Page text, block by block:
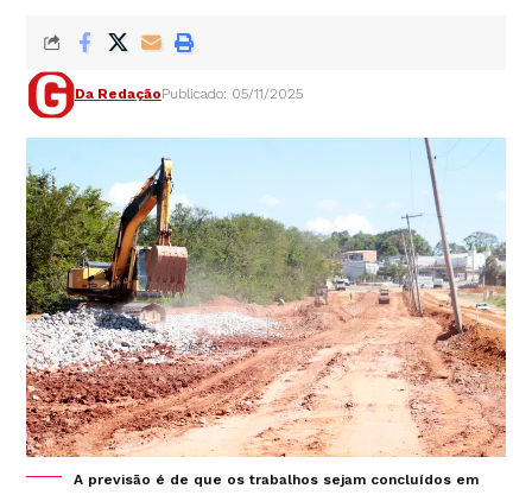
Da RedaçãoPublicado: 05/11/2025
A previsão é de que os trabalhos sejam concluídos em